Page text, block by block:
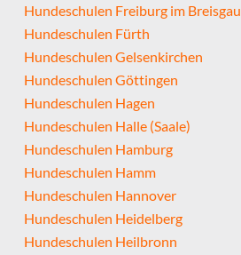
Hundeschulen Freiburg im Breisgau
Hundeschulen Fürth
Hundeschulen Gelsenkirchen
Hundeschulen Göttingen
Hundeschulen Hagen
Hundeschulen Halle (Saale)
Hundeschulen Hamburg
Hundeschulen Hamm
Hundeschulen Hannover
Hundeschulen Heidelberg
Hundeschulen Heilbronn